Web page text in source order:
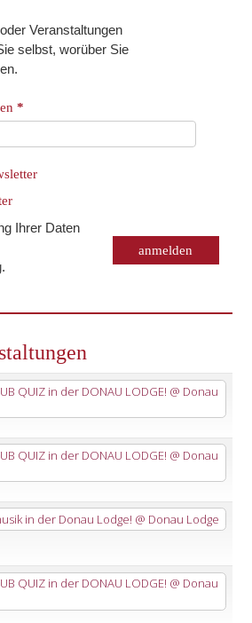
Veranstaltungen
selbst, worüber Sie
*
Ihrer Daten
.
QUIZ in der DONAU LODGE! @ Donau
QUIZ in der DONAU LODGE! @ Donau
in der Donau Lodge! @ Donau Lodge
QUIZ in der DONAU LODGE! @ Donau